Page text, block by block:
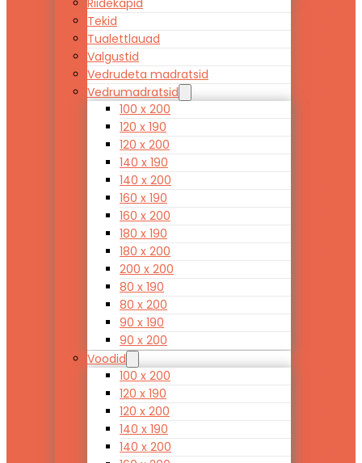
Riidekapid
Tekid
Tualettlauad
Valgustid
Vedrudeta madratsid
Vedrumadratsid
100 x 200
120 x 190
120 x 200
140 x 190
140 x 200
160 x 190
160 x 200
180 x 190
180 x 200
200 x 200
80 x 190
80 x 200
90 x 190
90 x 200
Voodid
100 x 200
120 x 190
120 x 200
140 x 190
140 x 200